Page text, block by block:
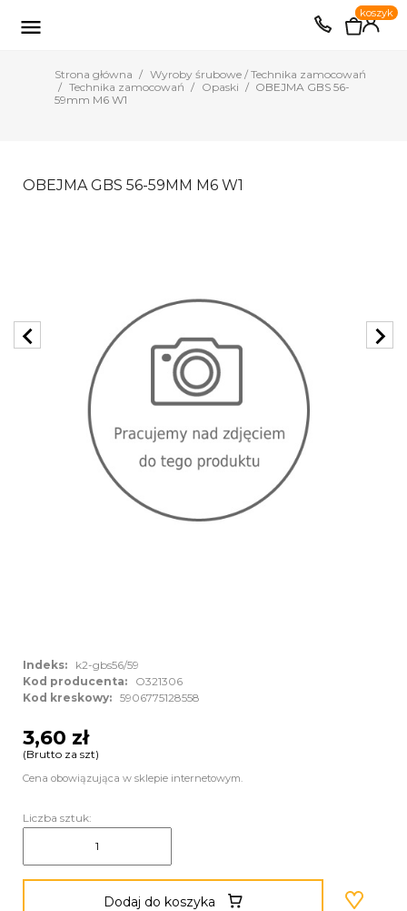
EUR PLN

0
koszyk
Strona główna
Wyroby śrubowe / Technika zamocowań
Technika zamocowań
Opaski
OBEJMA GBS 56-
59mm M6 W1
OBEJMA GBS 56-59MM M6 W1
chevron_left chevron_right
Indeks:
k2-gbs56/59
Kod producenta:
O321306
Kod kreskowy: 5906775128558
3,60 zł
(Brutto za szt)
Cena obowiązująca w sklepie internetowym.
Liczba sztuk:
Dodaj do koszyka